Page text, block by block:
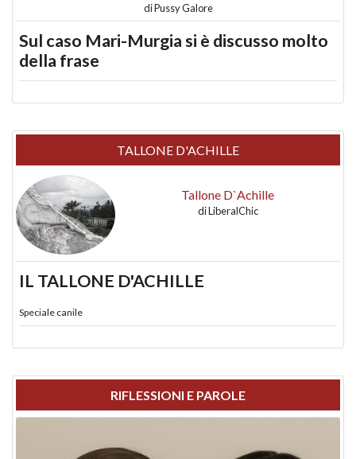
diPussy Galore
Sul caso Mari-Murgia si è discusso molto
della frase
TALLONE D'ACHILLE
Tallone D`Achille
diLiberalChic
IL TALLONE D'ACHILLE
Speciale canile
RIFLESSIONI E PAROLE